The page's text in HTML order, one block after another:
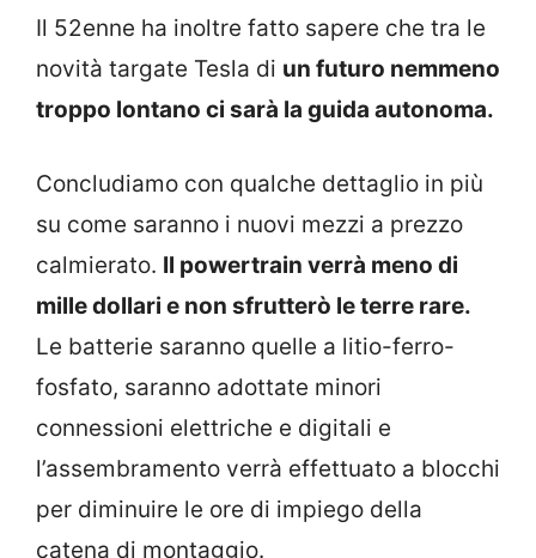
Il 52enne ha inoltre fatto sapere che tra le
novità targate Tesla di un futuro nemmeno
troppo lontano ci sarà la guida autonoma.
Concludiamo con qualche dettaglio in più
su come saranno i nuovi mezzi a prezzo
calmierato. Il powertrain verrà meno di
mille dollari e non sfrutterò le terre rare.
Le batterie saranno quelle a litio-ferro-
fosfato, saranno adottate minori
connessioni elettriche e digitali e
l’assembramento verrà effettuato a blocchi
per diminuire le ore di impiego della
catena di montaggio.